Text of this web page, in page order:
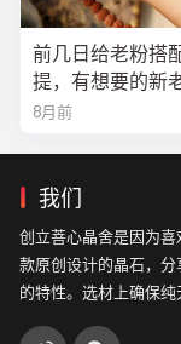
前几日给老粉搭
提，有想要的新
可以来排队
8月前
我们
创立菩心晶舍是因为
款原创设计的晶石，
的特性。选材上确保纯